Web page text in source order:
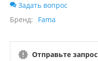
Задать вопрос
Бренд
Fama
Отправьте запрос